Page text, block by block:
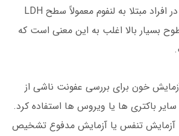
(LDH) را بررسی کند. در افراد مبتلا به لنفوم معمولاً سطح LDH
بسیار بالا اغلب به این معنی است که
خون برای بررسی عفونت ناشی از
سایر باکتری ها یا ویروس ها استفاده کرد.
تنفس یا آزمایش مدفوع تشخیص